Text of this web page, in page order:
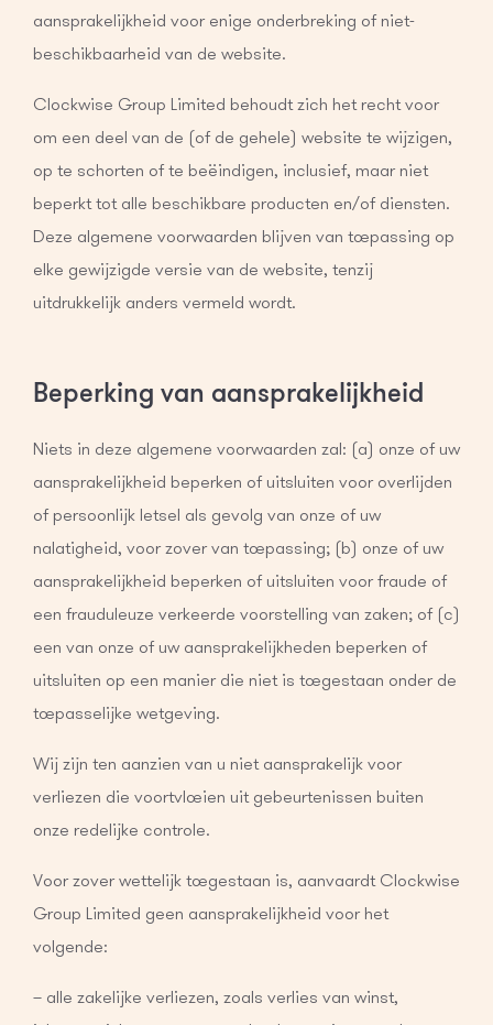
aansprakelijkheid voor enige onderbreking of niet-
beschikbaarheid van de website.
Clockwise Group Limited behoudt zich het recht voor
om een deel van de (of de gehele) website te wijzigen,
op te schorten of te beëindigen, inclusief, maar niet
beperkt tot alle beschikbare producten en/of diensten.
Deze algemene voorwaarden blijven van toepassing op
elke gewijzigde versie van de website, tenzij
uitdrukkelijk anders vermeld wordt.
Beperking van aansprakelijkheid
Niets in deze algemene voorwaarden zal: (a) onze of uw
aansprakelijkheid beperken of uitsluiten voor overlijden
of persoonlijk letsel als gevolg van onze of uw
nalatigheid, voor zover van toepassing; (b) onze of uw
aansprakelijkheid beperken of uitsluiten voor fraude of
een frauduleuze verkeerde voorstelling van zaken; of (c)
een van onze of uw aansprakelijkheden beperken of
uitsluiten op een manier die niet is toegestaan onder de
toepasselijke wetgeving.
Wij zijn ten aanzien van u niet aansprakelijk voor
verliezen die voortvloeien uit gebeurtenissen buiten
onze redelijke controle.
Voor zover wettelijk toegestaan is, aanvaardt Clockwise
Group Limited geen aansprakelijkheid voor het
volgende:
– alle zakelijke verliezen, zoals verlies van winst,